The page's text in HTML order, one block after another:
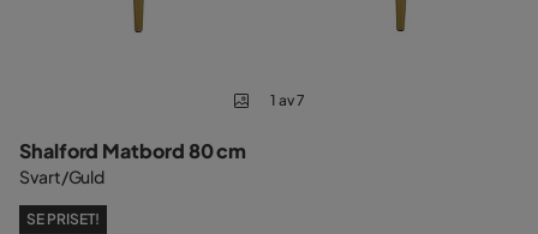
1 av 7
Shalford Matbord 80 cm
Svart/Guld
SE PRISET!